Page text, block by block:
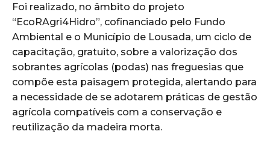
Foi realizado, no âmbito do projeto
“EcoRAgri4Hidro”, cofinanciado pelo Fundo
Ambiental e o Município de Lousada, um ciclo de
capacitação, gratuito, sobre a valorização dos
sobrantes agrícolas (podas) nas freguesias que
compõe esta paisagem protegida, alertando para
a necessidade de se adotarem práticas de gestão
agrícola compatíveis com a conservação e
reutilização da madeira morta.